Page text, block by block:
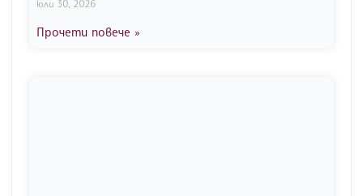
юли 30, 2026
Прочети повече »